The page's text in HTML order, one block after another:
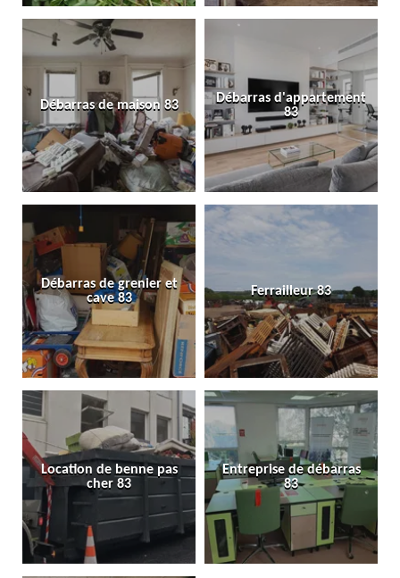
Débarras de maison 83
Débarras d'appartement
83
Débarras de grenier et
cave 83
Ferrailleur 83
Location de benne pas
cher 83
Entreprise de débarras
83